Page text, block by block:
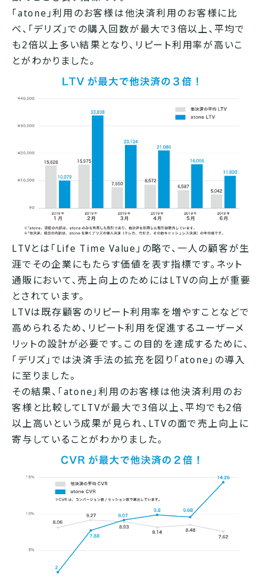
「atone」利用のお客様は他決済利用のお客様に比
べ、「デリズ」での購入回数が最大で3倍以上、平均で
も2倍以上多い結果となり、リピート利用率が高いこ
とがわかりました。
LTVとは「Life Time Value」の略で、一人の顧客が生
涯でその企業にもたらす価値を表す指標です。ネット
通販において、売上向上のためにはLTVの向上が重要
とされています。
LTVは既存顧客のリピート利用率を増やすことなどで
高められるため、リピート利用を促進するユーザーメ
リットの設計が必要です。この目的を達成するために、
「デリズ」では決済手法の拡充を図り「atone」の導入
に至りました。
その結果、「atone」利用のお客様は他決済利用のお
客様と比較してLTVが最大で3倍以上、平均でも2倍
以上高いという成果が見られ、LTVの面で売上向上に
寄与していることがわかりました。